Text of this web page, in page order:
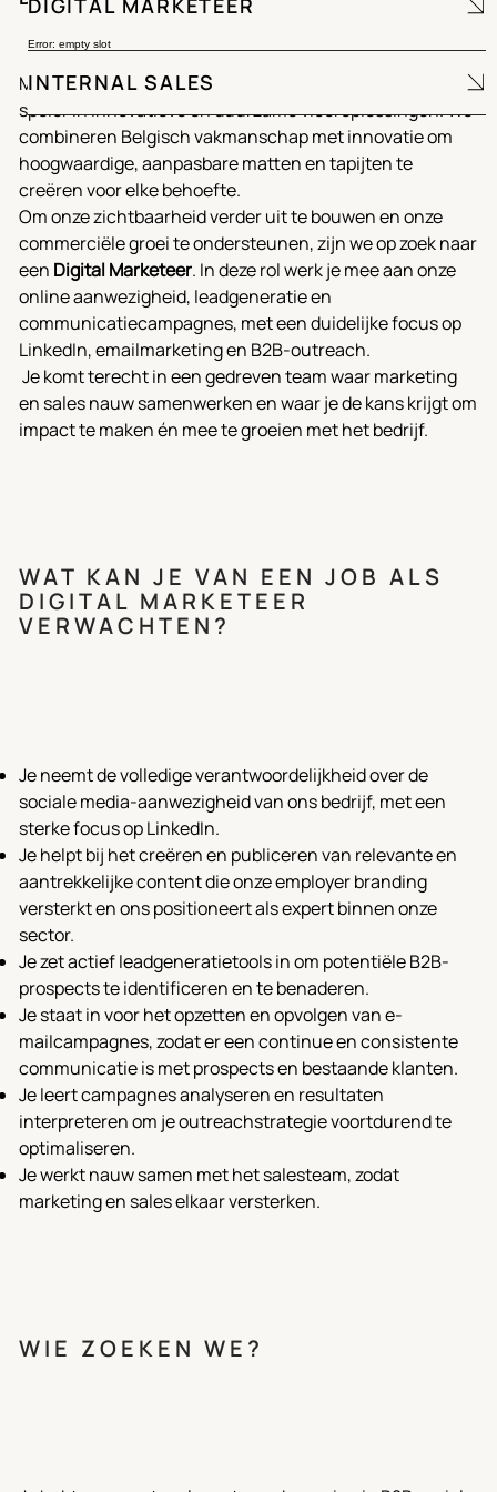
MercuryFlooring is een toonaangevende Belgische
speler in innovatieve en duurzame vloeroplossingen. We
combineren Belgisch vakmanschap met innovatie om
hoogwaardige, aanpasbare matten en tapijten te
creëren voor elke behoefte.
Om onze zichtbaarheid verder uit te bouwen en onze
commerciële groei te ondersteunen, zijn we op zoek naar
een Digital Marketeer. In deze rol werk je mee aan onze
online aanwezigheid, leadgeneratie en
communicatiecampagnes, met een duidelijke focus op
LinkedIn, emailmarketing en B2B-outreach.
Je komt terecht in een gedreven team waar marketing
en sales nauw samenwerken en waar je de kans krijgt om
impact te maken én mee te groeien met het bedrijf.
WAT KAN JE VAN EEN JOB ALS
DIGITAL MARKETEER
VERWACHTEN?
Je neemt de volledige verantwoordelijkheid over de
sociale media-aanwezigheid van ons bedrijf, met een
sterke focus op LinkedIn.
Je helpt bij het creëren en publiceren van relevante en
aantrekkelijke content die onze employer branding
versterkt en ons positioneert als expert binnen onze
sector.
Je zet actief leadgeneratietools in om potentiële B2B-
prospects te identificeren en te benaderen.
Je staat in voor het opzetten en opvolgen van e-
mailcampagnes, zodat er een continue en consistente
communicatie is met prospects en bestaande klanten.
Je leert campagnes analyseren en resultaten
interpreteren om je outreachstrategie voortdurend te
optimaliseren.
Je werkt nauw samen met het salesteam, zodat
marketing en sales elkaar versterken.
WIE ZOEKEN WE?
Error: empty slot
INTERNAL SALES